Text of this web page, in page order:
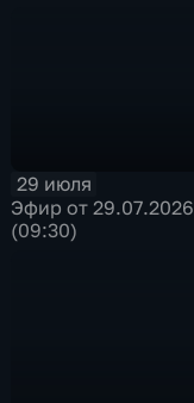
29 июля
Эфир от 29.07.2026
(09:30)